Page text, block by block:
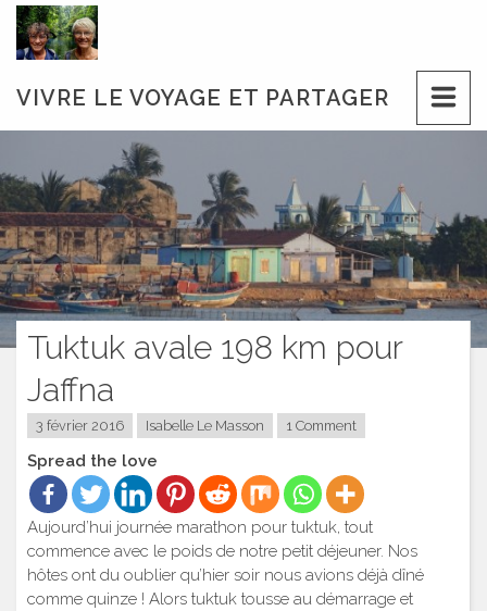
Skip
content
VIVRE LE VOYAGE ET PARTAGER
Tuktuk avale 198 km pour
Jaffna
3 février 2016 Isabelle Le Masson 1 Comment
Spread the love
Aujourd’hui journée marathon pour tuktuk, tout
commence avec le poids de notre petit déjeuner. Nos
hôtes ont du oublier qu’hier soir nous avions déjà dîné
comme quinze ! Alors tuktuk tousse au démarrage et